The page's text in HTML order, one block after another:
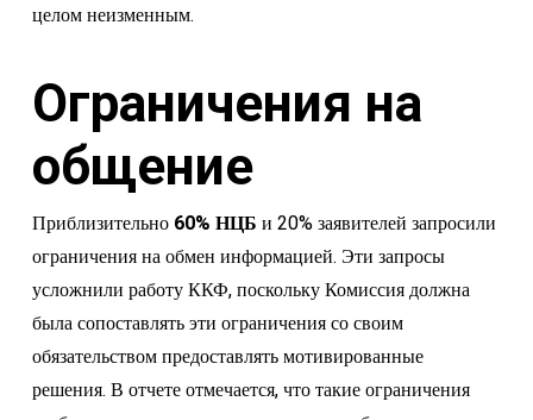
целом неизменным.
Ограничения на
общение
Приблизительно 60% НЦБ и 20% заявителей запросили
ограничения на обмен информацией. Эти запросы
усложнили работу ККФ, поскольку Комиссия должна
была сопоставлять эти ограничения со своим
обязательством предоставлять мотивированные
решения. В отчете отмечается, что такие ограничения